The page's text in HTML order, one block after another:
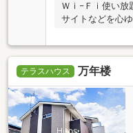
Ｗｉ−Ｆｉ使い放
サイトなどを心
テラスハウス 万年楼